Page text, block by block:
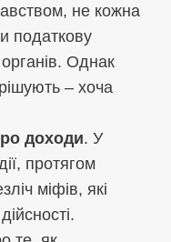
не кожна
податкову
Однак
– хоча
доходи. У
протягом
міфів, які